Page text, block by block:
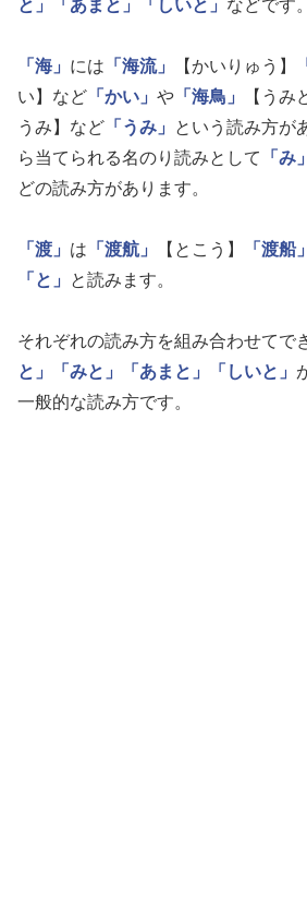
と」 「あまと」 「しいと」 などです。
「海」 には 「海流」 【かいりゅう】
い】など 「かい」 や 「海鳥」 【うみ
うみ】など 「うみ」
という読み方が
ら当てられる名のり読みとして
「み」
どの読み方があります。
「渡」 は 「渡航」 【とこう】 「渡船」
「と」
と読みます。
それぞれの読み方を組み合わせてで
と」
「みと」 「あまと」 「しいと」
一般的な読み方です。